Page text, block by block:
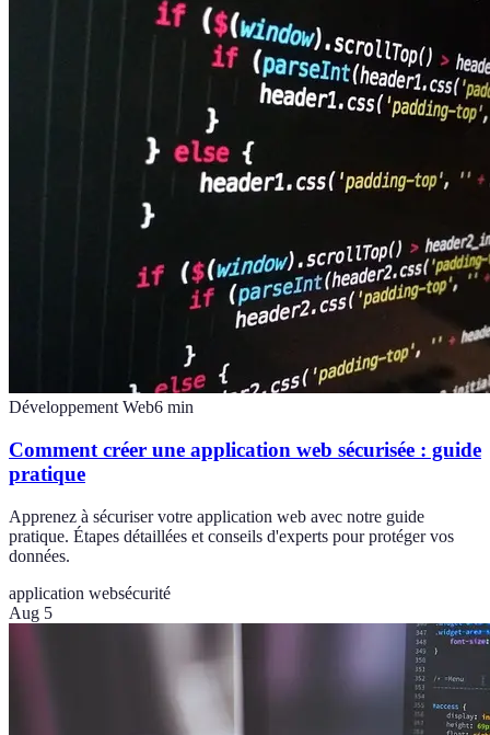
Développement Web6 min
Comment créer une application web sécurisée : guide
pratique
Apprenez à sécuriser votre application web avec notre guide
pratique. Étapes détaillées et conseils d'experts pour protéger vos
données.
application websécurité
Aug 5